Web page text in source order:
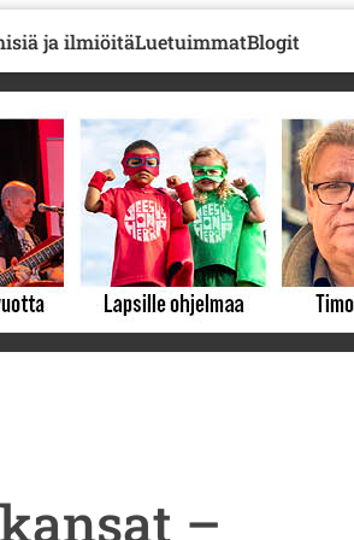
ja ilmiöitäLuetuimmatBlogit
–